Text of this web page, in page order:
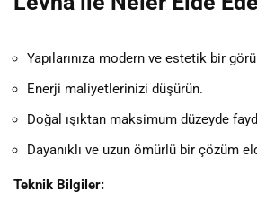
Yapılarınıza modern ve estetik bir
Enerji maliyetlerinizi düşürün.
Doğal ışıktan maksimum düzeyde
Dayanıklı ve uzun ömürlü bir çözüm
Teknik Bilgiler: